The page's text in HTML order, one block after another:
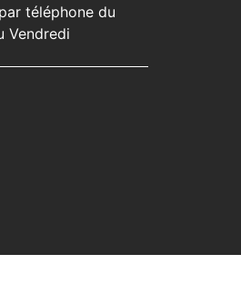
téléphone du
Vendredi